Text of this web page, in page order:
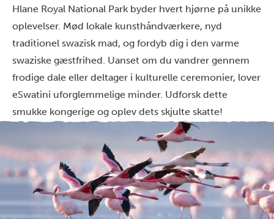
Hlane Royal National Park byder hvert hjørne på unikke
oplevelser. Mød lokale kunsthåndværkere, nyd
traditionel swazisk mad, og fordyb dig i den varme
swaziske gæstfrihed. Uanset om du vandrer gennem
frodige dale eller deltager i kulturelle ceremonier, lover
eSwatini uforglemmelige minder. Udforsk dette
smukke kongerige og oplev dets skjulte skatte!